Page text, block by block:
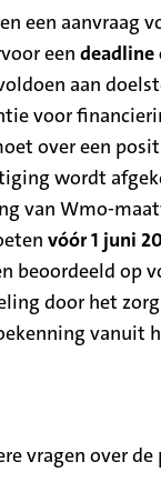
een aanvraag
een deadline
aan
voor
over een
wordt
van Wmo-
vóór 1 juni
beoordeeld op
door het
vanuit
vragen over